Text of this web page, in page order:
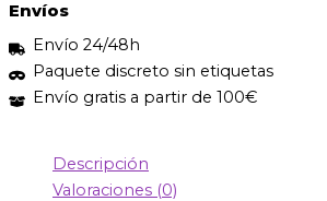
Envíos
Envío 24/48h
Paquete discreto sin etiquetas
Envío gratis a partir de 100€
Descripción
Valoraciones (0)